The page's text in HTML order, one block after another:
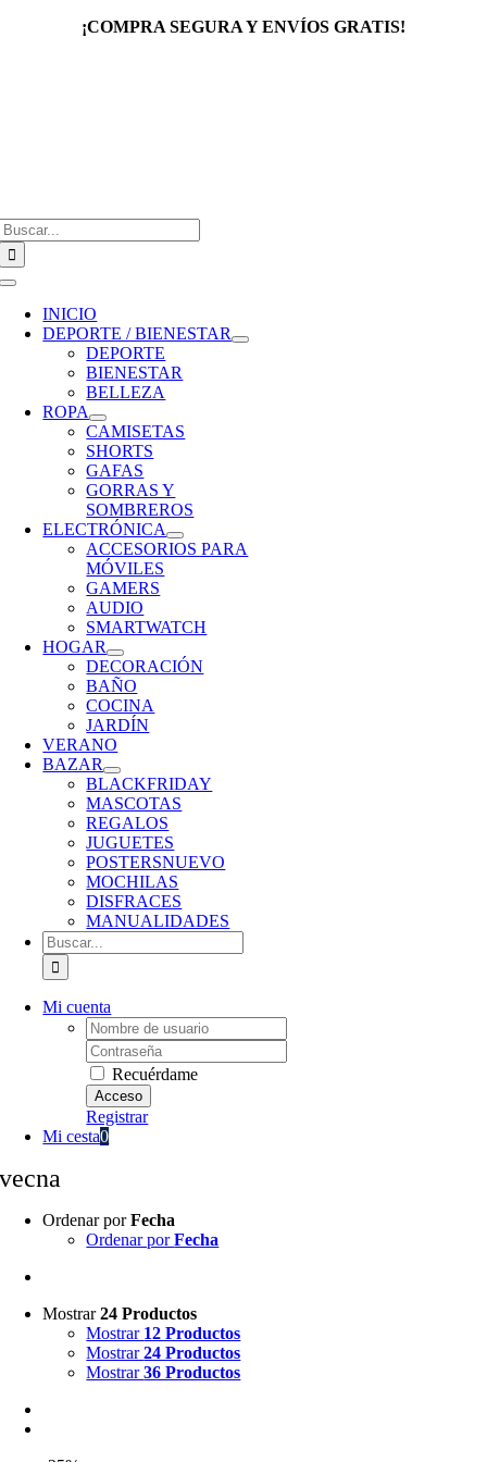
¡COMPRA SEGURA Y ENVÍOS GRATIS!
Toggle
Navigation
INICIO
DEPORTE / BIENESTAR
DEPORTE
BIENESTAR
BELLEZA
ROPA
CAMISETAS
SHORTS
GAFAS
GORRAS Y
SOMBREROS
ELECTRÓNICA
ACCESORIOS PARA
MÓVILES
GAMERS
AUDIO
SMARTWATCH
HOGAR
DECORACIÓN
BAÑO
COCINA
JARDÍN
VERANO
BAZAR
BLACKFRIDAY
MASCOTAS
REGALOS
JUGUETES
POSTERSNUEVO
MOCHILAS
DISFRACES
MANUALIDADES
Buscar:
Mi cuenta
Username:
Password:
Recuérdame
Registrar
Mi cesta0
vecna
Ordenar porFecha
Ordenar porFecha
Mostrar24 Productos
Mostrar 12 Productos
Mostrar24 Productos
Mostrar36 Productos